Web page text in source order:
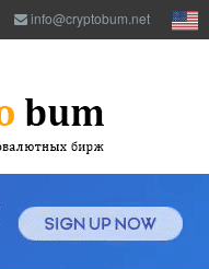
info@cryptobum.net